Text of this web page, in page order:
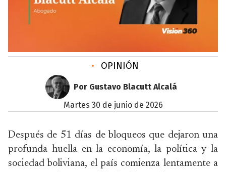
• OPINIÓN
Por Gustavo Blacutt Alcalá
martes 30 de junio de 2026
Después de 51 días de bloqueos que dejaron una
profunda huella en la economía, la política y la
sociedad boliviana, el país comienza lentamente a